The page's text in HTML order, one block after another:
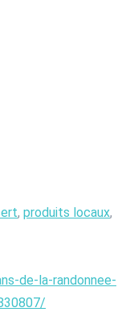
, produits locaux,
de-la-randonnee-